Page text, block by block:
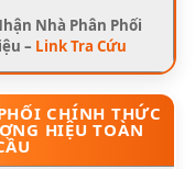
Nhà Phân Phối
– Link Tra Cứu
CHÍNH THỨC
HIỆU TOÀN